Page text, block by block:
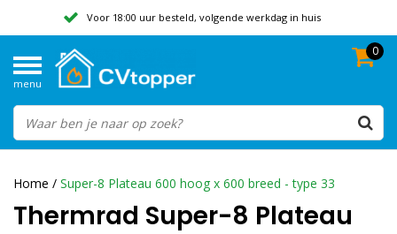
Voor 18:00 uur besteld, volgende werkdag in huis
Beoordeeld met een 9,8
menu
0
Home / Super-8 Plateau 600 hoog x 600 breed - type 33
Thermrad Super-8 Plateau